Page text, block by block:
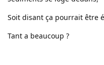
Soit disant ça pourrait être
Tant a beaucoup ?